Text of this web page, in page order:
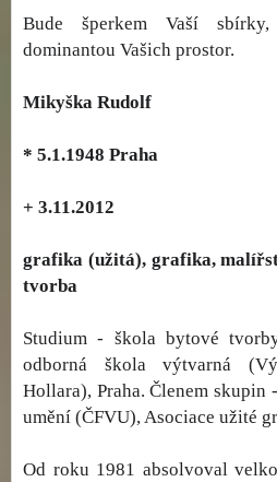
Bude šperkem Vaší
dominantou Vašich prostor.
Mikyška Rudolf
* 5.1.1948 Praha
+ 3.11.2012
grafika (užitá), grafika,
tvorba
Studium - škola bytové
odborná škola výtvarná
Hollara), Praha. Členem
umění (ČFVU), Asociace užité
Od roku 1981 absolvoval